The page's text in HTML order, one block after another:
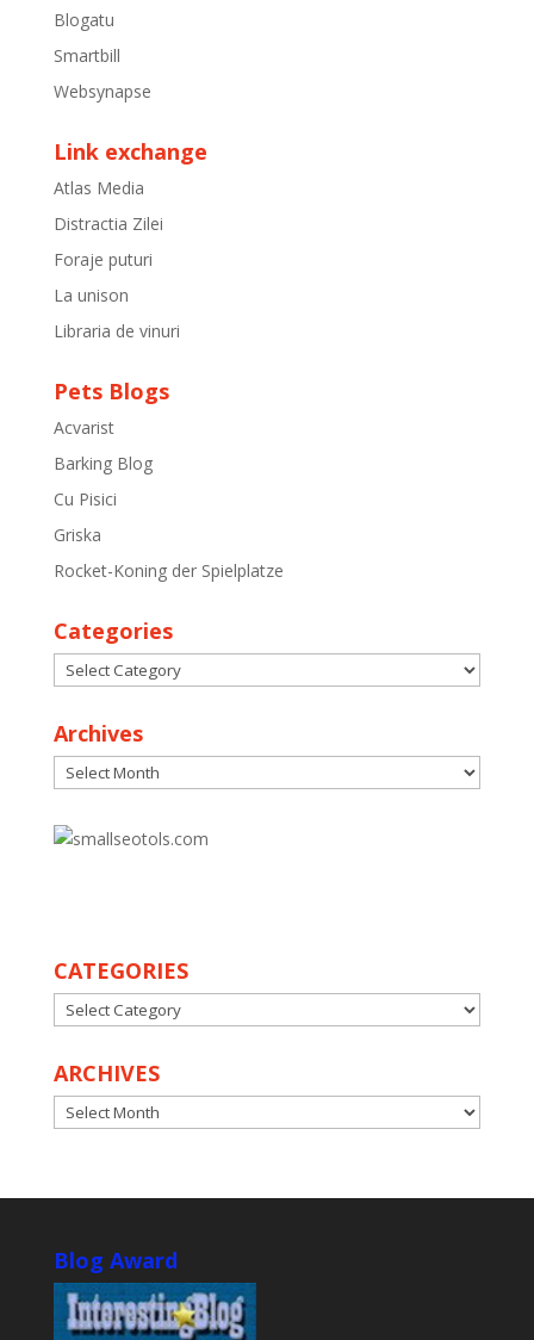
Blogatu
Smartbill
Websynapse
Link exchange
Atlas Media
Distractia Zilei
Foraje puturi
La unison
Libraria de vinuri
Pets Blogs
Acvarist
Barking Blog
Cu Pisici
Griska
Rocket-Koning der Spielplatze
Categories
Categories
Archives
Archives
CATEGORIES
CATEGORIES
ARCHIVES
ARCHIVES
Blog Award